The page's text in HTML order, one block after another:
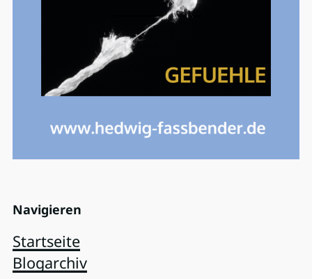
Navigieren
Startseite
Blogarchiv